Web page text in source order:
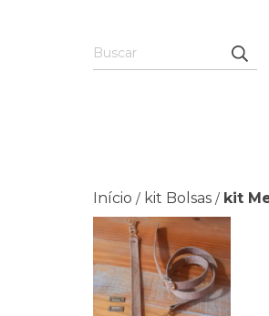
Início / kit Bolsas / kit